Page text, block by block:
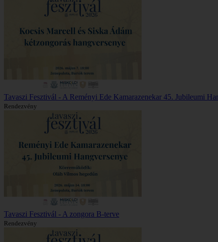
Tavaszi Fesztivál - A Reményi Ede Kamarazenekar 45. Jubileumi
Rendezvény
Tavaszi Fesztivál - A zongora B-terve
Rendezvény